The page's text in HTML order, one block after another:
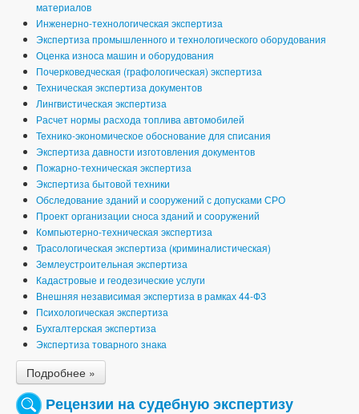
материалов
Инженерно-технологическая экспертиза
Экспертиза промышленного и технологического оборудования
Оценка износа машин и оборудования
Почерковедческая (графологическая) экспертиза
Техническая экспертиза документов
Лингвистическая экспертиза
Расчет нормы расхода топлива автомобилей
Технико-экономическое обоснование для списания
Экспертиза давности изготовления документов
Пожарно-техническая экспертиза
Экспертиза бытовой техники
Обследование зданий и сооружений с допусками СРО
Проект организации сноса зданий и сооружений
Компьютерно-техническая экспертиза
Трасологическая экспертиза (криминалистическая)
Землеустроительная экспертиза
Кадастровые и геодезические услуги
Внешняя независимая экспертиза в рамках 44-ФЗ
Психологическая экспертиза
Бухгалтерская экспертиза
Экспертиза товарного знака
Подробнее »
Рецензии на судебную экспертизу